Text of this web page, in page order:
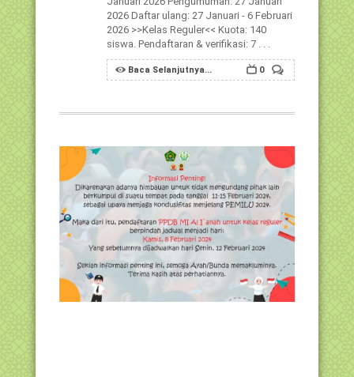
2026 Daftar ulang: 27 Januari - 6 Februari
2026 >>Kelas Reguler<< Kuota: 140
siswa. Pendaftaran & verifikasi: 7 . . .
Baca Selanjutnya... 0